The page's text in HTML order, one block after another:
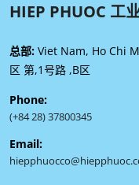
HIEP PHUOC 工
总部: Viet Nam, Ho Chi
区 第,1号路 ,B区
Phone:
(+84 28) 37800345
Email: